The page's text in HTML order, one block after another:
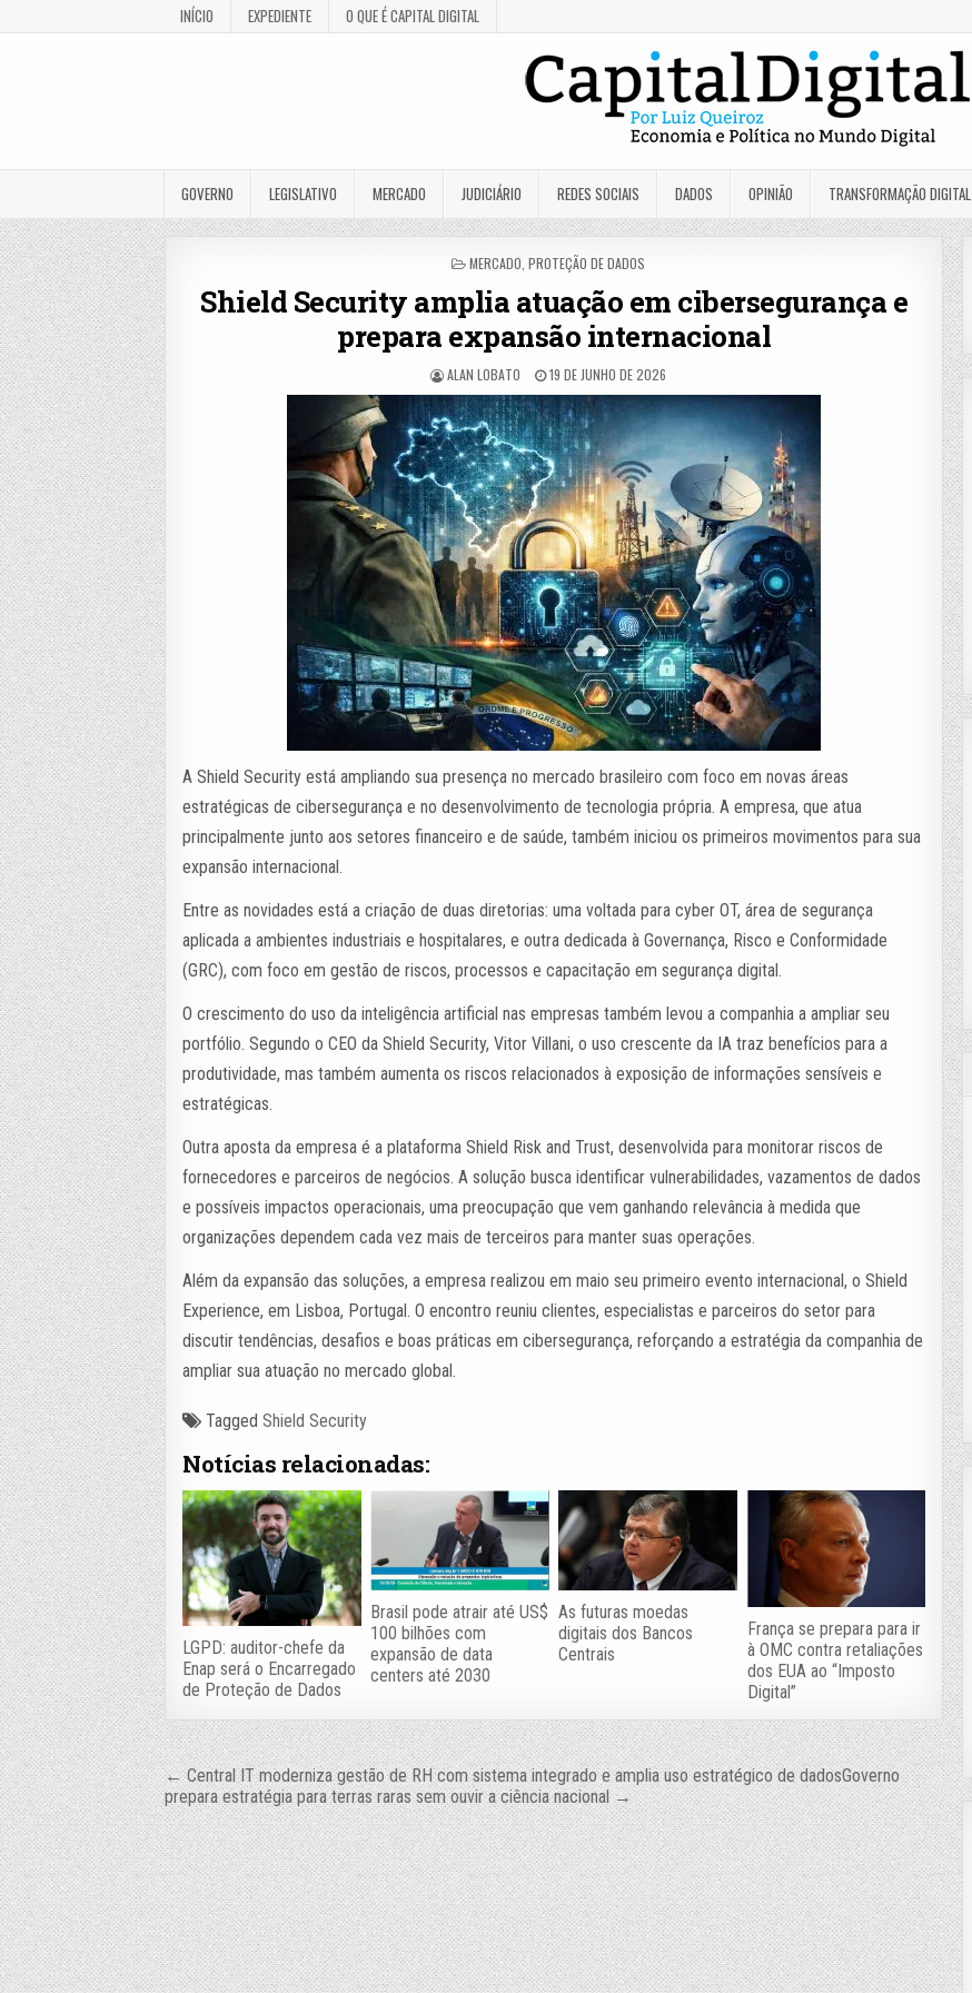
INÍCIO EXPEDIENTE O QUE É CAPITAL DIGITAL
GOVERNO LEGISLATIVO MERCADO JUDICIÁRIO REDES SOCIAIS DADOS OPINIÃO TRANSFORMAÇÃO DIGITAL
POSTED
MERCADO ,PROTEÇÃO DE DADOS
Shield Security amplia atuação em cibersegurança e
prepara expansão internacional
ALAN LOBATO 19 DE JUNHO DE 2026
A Shield Security está ampliando sua presença no mercado brasileiro com foco em novas áreas
estratégicas de cibersegurança e no desenvolvimento de tecnologia própria. A empresa, que atua
principalmente junto aos setores financeiro e de saúde, também iniciou os primeiros movimentos para sua
expansão internacional.
Entre as novidades está a criação de duas diretorias: uma voltada para cyber OT, área de segurança
aplicada a ambientes industriais e hospitalares, e outra dedicada à Governança, Risco e Conformidade
(GRC), com foco em gestão de riscos, processos e capacitação em segurança digital.
O crescimento do uso da inteligência artificial nas empresas também levou a companhia a ampliar seu
portfólio. Segundo o CEO da Shield Security, Vitor Villani, o uso crescente da IA traz benefícios para a
produtividade, mas também aumenta os riscos relacionados à exposição de informações sensíveis e
estratégicas.
Outra aposta da empresa é a plataforma Shield Risk and Trust, desenvolvida para monitorar riscos de
fornecedores e parceiros de negócios. A solução busca identificar vulnerabilidades, vazamentos de dados
e possíveis impactos operacionais, uma preocupação que vem ganhando relevância à medida que
organizações dependem cada vez mais de terceiros para manter suas operações.
Além da expansão das soluções, a empresa realizou em maio seu primeiro evento internacional, o Shield
Experience, em Lisboa, Portugal. O encontro reuniu clientes, especialistas e parceiros do setor para
discutir tendências, desafios e boas práticas em cibersegurança, reforçando a estratégia da companhia de
ampliar sua atuação no mercado global.
TaggedShield Security
Notícias relacionadas:
LGPD: auditor-chefe da
Enap será o Encarregado
de Proteção de Dados
Brasil pode atrair até US$
100 bilhões com
expansão de data
centers até 2030
As futuras moedas
digitais dos Bancos
Centrais
França se prepara para ir
à OMC contra retaliações
dos EUA ao “Imposto
Digital”
Navegação
de
Post
← Central IT moderniza gestão de RH com sistema integrado e amplia uso estratégico de dadosGoverno
prepara estratégia para terras raras sem ouvir a ciência nacional →